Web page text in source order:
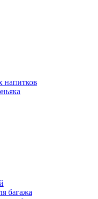
напитков
багажа